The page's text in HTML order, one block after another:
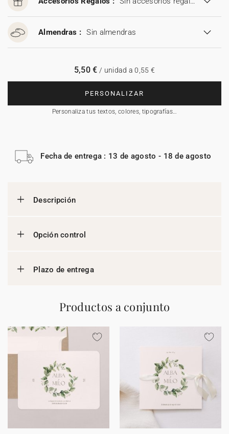
Almendras : Sin almendras
PERSONALIZAR
Personaliza tus textos, colores, tipografías…
5,50 € / unidad a 0,55 €
Fecha de entrega : 13 de agosto - 18 de agosto
Descripción
Opción control
Plazo de entrega
Productos a conjunto